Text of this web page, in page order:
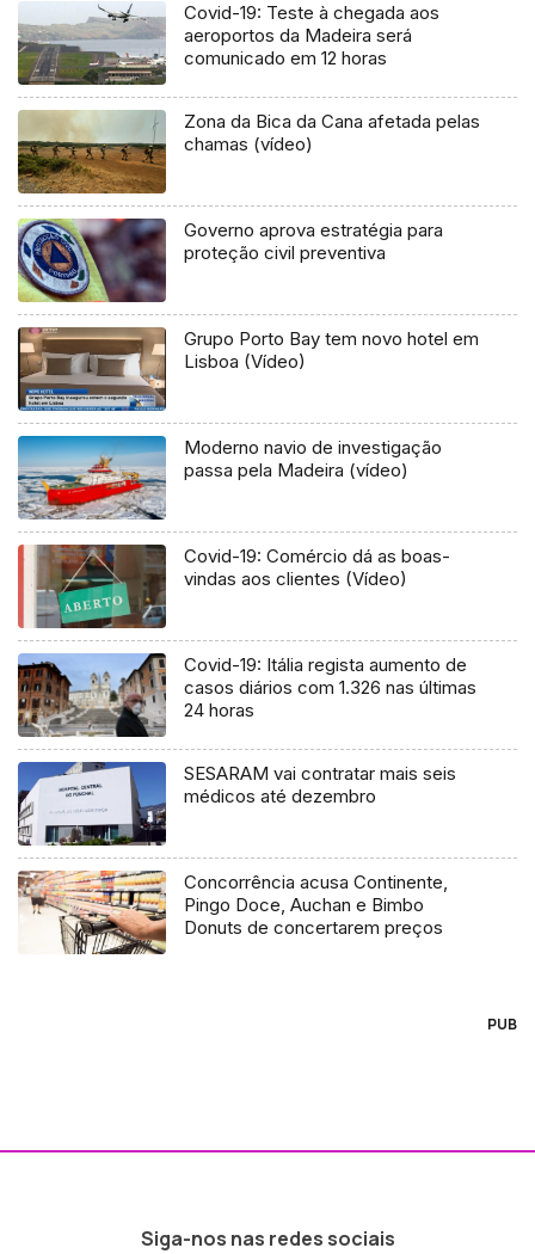
Covid-19: Teste à chegada aos
aeroportos da Madeira será
comunicado em 12 horas
Zona da Bica da Cana afetada pelas
chamas (vídeo)
Governo aprova estratégia para
proteção civil preventiva
Grupo Porto Bay tem novo hotel em
Lisboa (Vídeo)
Moderno navio de investigação
passa pela Madeira (vídeo)
Covid-19: Comércio dá as boas-
vindas aos clientes (Vídeo)
Covid-19: Itália regista aumento de
casos diários com 1.326 nas últimas
24 horas
SESARAM vai contratar mais seis
médicos até dezembro
Concorrência acusa Continente,
Pingo Doce, Auchan e Bimbo
Donuts de concertarem preços
PUB
Siga-nos nas redes sociais